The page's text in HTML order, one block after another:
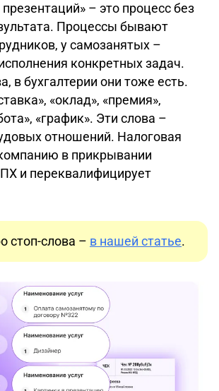
– это процесс без
Процессы бывают
у самозанятых –
конкретных задач.
в бухгалтерии они тоже есть.
«оклад», «премия»,
«график». Эти слова –
отношений. Налоговая
в прикрывании
и переквалифицирует
стоп-слова – в нашей статье.